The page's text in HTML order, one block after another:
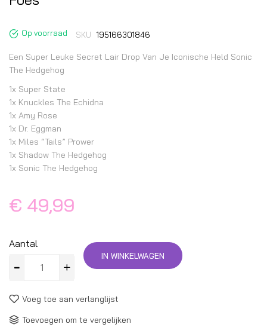
Op voorraad SKU 195166301846
Een Super Leuke Secret Lair Drop Van Je Iconische Held Sonic
The Hedgehog
1x Super State
1x Knuckles The Echidna
1x Amy Rose
1x Dr. Eggman
1x Miles “Tails” Prower
1x Shadow The Hedgehog
1x Sonic The Hedgehog
€ 49,99
Aantal
IN WINKELWAGEN
Voeg toe aan verlanglijst
Toevoegen om te vergelijken